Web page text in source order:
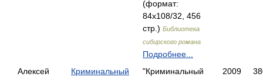
(формат:
84x108/32, 456
стр.) Библиотека
сибирского романа
Подробнее...
Алексей
Криминальный
"Криминальный
2009